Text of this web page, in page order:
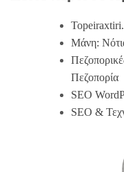
Μάνη:
Πεζοπορία
SEO
SEO &